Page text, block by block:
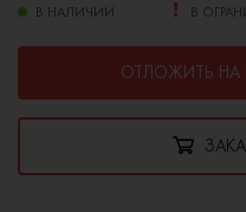
В НАЛИЧИИ В
ОТЛОЖИТЬ НА